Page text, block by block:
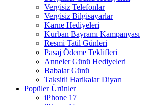
Vergisiz Telefonlar
Vergisiz Bilgisayarlar
Karne Hediyeleri
Kurban Bayramı Kampanyası
Resmi Tatil Günleri
Pasaj Ödeme Teklifleri
Anneler Günü Hediyeleri
Babalar Günü
Taksitli Harikalar Diyarı
Popüler Ürünler
iPhone 17